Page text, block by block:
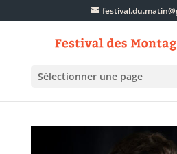
Sélectionner une page